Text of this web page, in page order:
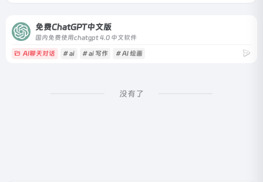
免费ChatGPT中文版
国内免费使用chatgpt 4.0 中文软件
AI聊天对话 # ai # ai 写作 # AI 绘画
没有了